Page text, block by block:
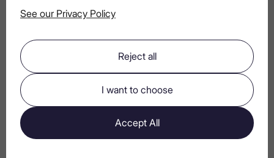
See our Privacy Policy
Reject all
I want to choose
Accept All
Керемет жазғы кешті өткізуге
LEX by Nemiroff: дәм тату жазбалары
және жұптастыру бойынша
ұсыныстар